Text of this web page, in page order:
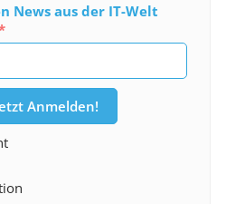
News aus der IT-Welt
Anmelden!